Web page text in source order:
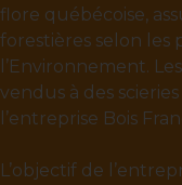
flore québécoise,
forestières selon les
l’Environnement.
vendus à des
l’entreprise Bois
L’objectif de